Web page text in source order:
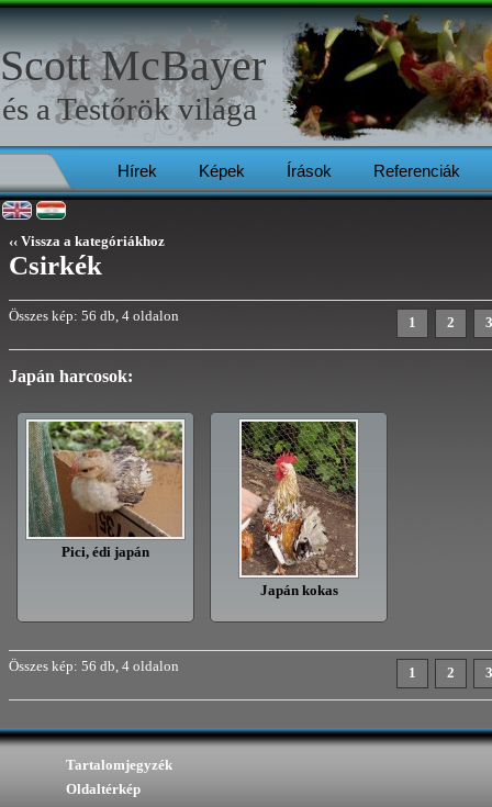
Hírek Képek Írások Referenciák
Scott McBayer
és aTestőrökvilága
‹‹ Vissza a kategóriákhoz
Csirkék
Összes kép: 56 db, 4 oldalon 1 2 3
Japán harcosok:
Pici, édi japán
Japán kokas
Összes kép: 56 db, 4 oldalon 1 2 3
Tartalomjegyzék
Oldaltérkép